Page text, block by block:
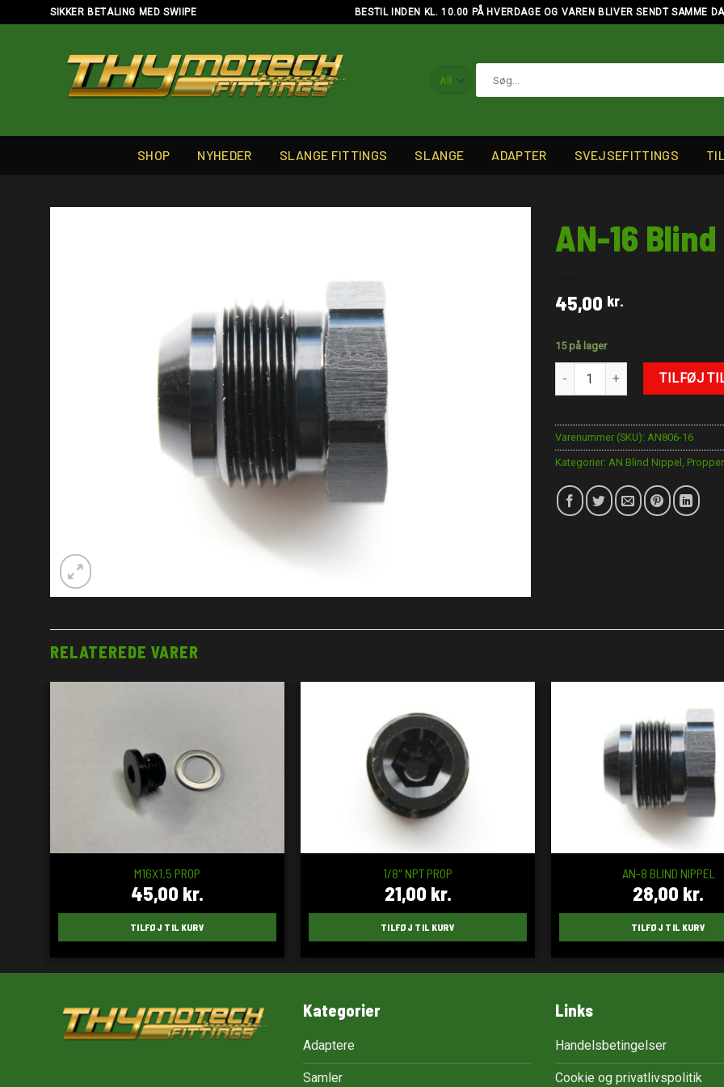
to
SIKKER BETALING MED SWIIPE BESTIL INDEN KL. 10.00 PÅ HVERDAGE OG VAREN BLIVER SENDT SAMME
efter:
SHOP NYHEDER SLANGE FITTINGS SLANGE ADAPTER SVEJSEFITTINGS
AN-16
45,00 kr.
15 på lager
AN-16 Blind Nippel antalTILFØJ
Varenummer (SKU): AN806-16
Kategorier: AN Blind Nippel , Propper
RELATEREDE VARER
M16X1.5 PROP
45,00 kr.
TILFØJ TIL KURV
1/8″ NPT PROP
21,00 kr.
TILFØJ TIL KURV
AN-8 BLIND NIPPEL
28,00 kr.
TILFØJ TIL KURV
Kategorier
Adaptere
Samler
Links
Handelsbetingelser
Cookie og privatlivspolitik